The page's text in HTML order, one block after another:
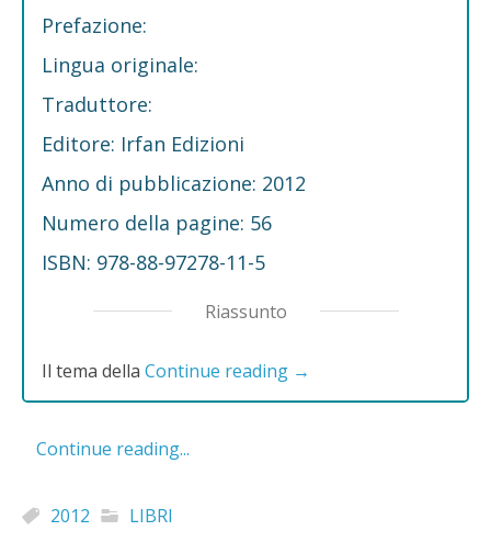
Prefazione:
Lingua originale:
Traduttore:
Editore: Irfan Edizioni
Anno di pubblicazione: 2012
Numero della pagine: 56
ISBN: 978-88-97278-11-5
Riassunto
Il tema della Continue reading →
Continue reading...
2012 LIBRI